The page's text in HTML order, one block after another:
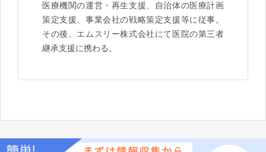
医療機関の運営・再生支援、自治体の医療計画
策定支援、事業会社の戦略策定支援等に従事。
その後、エムスリー株式会社にて医院の第三者
継承支援に携わる。